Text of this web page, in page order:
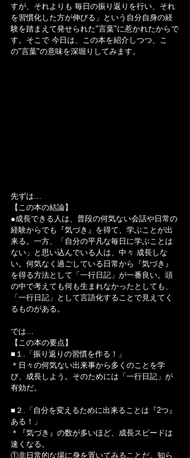
すが、それよりも 毎日の振り返りを行い、それ
を習慣化した方が伸びる」という自分自身の経
験を踏まえて発せられた"言葉"に惹かれたからで
す。そこで 今日は、この本を紹介しつつ、こ
の"言葉"の意味を深堀りしてみます。
先ずは…
【この本の結論】
●成長できる人は、普段の何気ない会話や日常の
経験からでも『気づき』を得て、学ぶことが出
来る。一方、「自分の平凡な毎日に学ぶことは
ない」と思い込んでいる人は、中々 成長しな
い。何気なく過ごしている日常から『気づき』
を得る方法として「一行日記」が一番良い。頭
の中で考えても何も生まれなかったとしても、
「一行日記」として言語化することで見えてく
るものがある。
では…
【この本の要点】
■１.「振り返りの習慣を作る！」
＊日々の何気ない出来事から多くのことを学
び、成長しよう。そのためには「一行日記」が
有効だ。
■２.「自分を変えるために出来ることは『2つ』
ある！」
＊『気づき』の数が多いほど、成長スピードは
速くなる。
①非日常的な場に身を置いてみることだ。知ら